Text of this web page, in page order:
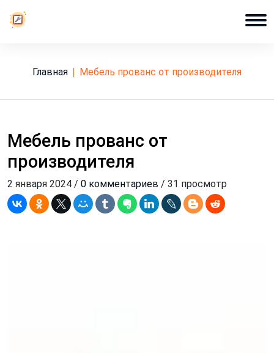
Главная мебель прованс от производителя
Мебель прованс от
производителя
2 января 2024 / 0 комментариев / 31 просмотр